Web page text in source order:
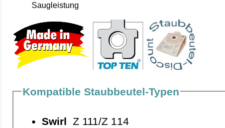
Saugleistung
Kompatible Staubbeutel-Typen
Swirl Z 111/Z 114